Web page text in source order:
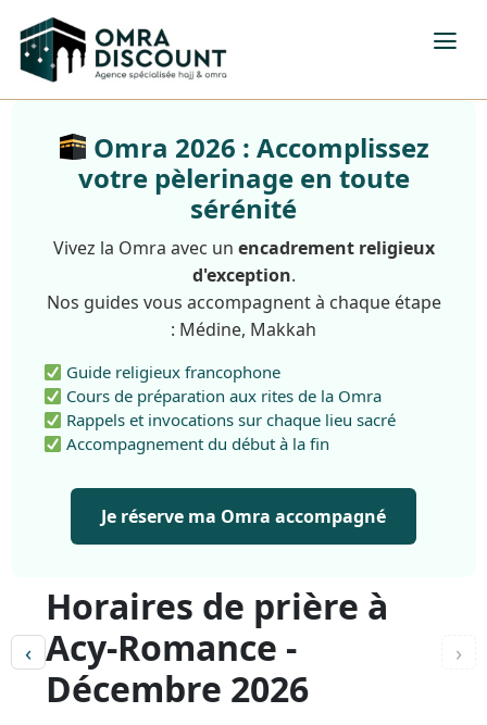
Omra 2026 : Accomplissez
votre pèlerinage en toute
sérénité
Vivez la Omra avec un encadrement religieux
d'exception.
Nos guides vous accompagnent à chaque étape
: Médine, Makkah
Guide religieux francophone
Cours de préparation aux rites de la Omra
Rappels et invocations sur chaque lieu sacré
Accompagnement du début à la fin
Je réserve ma Omra accompagné
‹
Horaires de prière à
Acy-Romance -
Décembre 2026
›